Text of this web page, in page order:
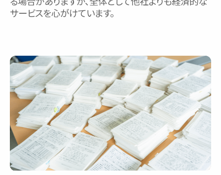
サービスを心がけています。